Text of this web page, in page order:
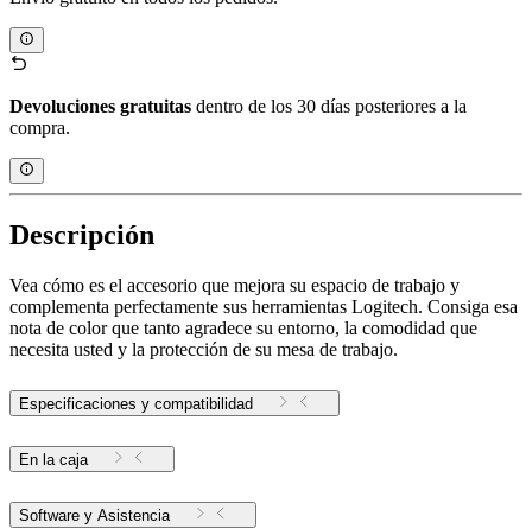
Devoluciones gratuitas dentro de los 30 días posteriores a la
compra.
Descripción
Vea cómo es el accesorio que mejora su espacio de trabajo y
complementa perfectamente sus herramientas Logitech. Consiga esa
nota de color que tanto agradece su entorno, la comodidad que
necesita usted y la protección de su mesa de trabajo.
Especificaciones y compatibilidad
En la caja
Software y Asistencia